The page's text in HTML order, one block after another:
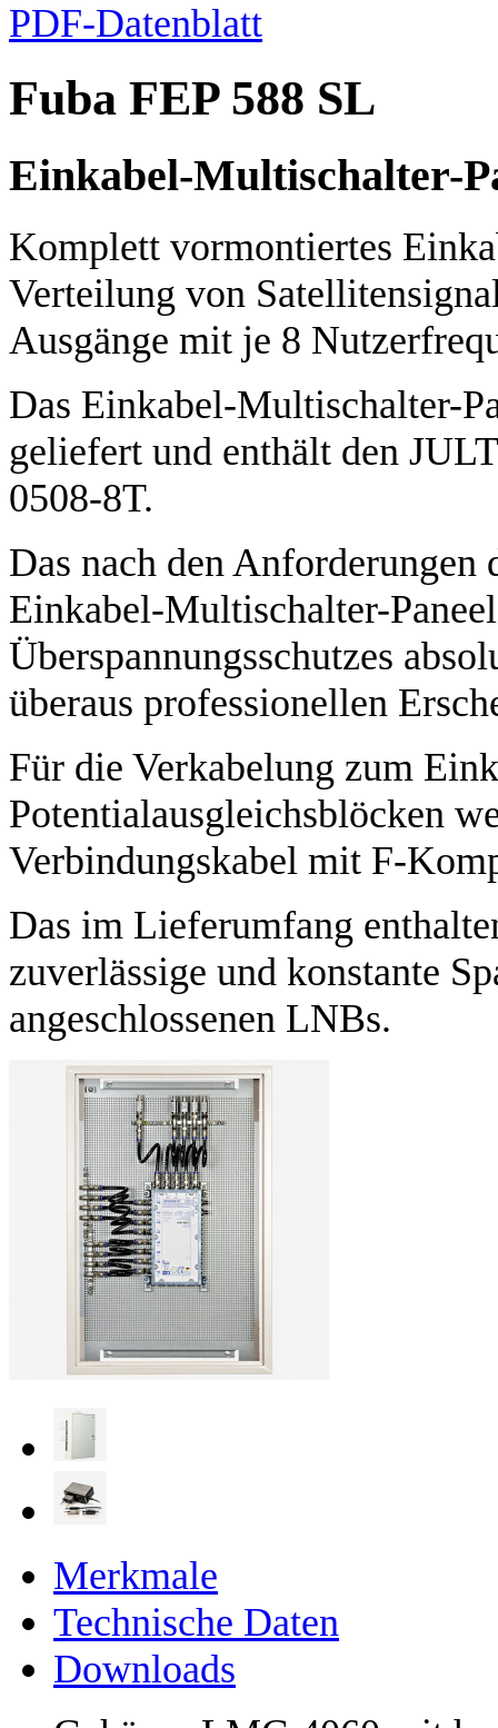
PDF-Datenblatt
Fuba FEP 588 SL
Einkabel-Multischalter-
Komplett vormontiertes
Verteilung von
Ausgänge mit je 8
Das Einkabel-Multischalter-
geliefert und enthält den
0508-8T.
Das nach den
Einkabel-Multischalter-
Überspannungsschutzes
überaus professionellen
Für die Verkabelung zum
Potentialausgleichsblöcken
Verbindungskabel mit F-
Das im Lieferumfang
zuverlässige und konstante
angeschlossenen LNBs.
Merkmale
Technische Daten
Downloads